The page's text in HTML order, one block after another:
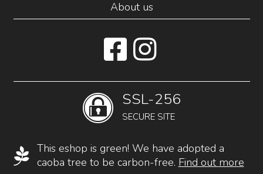
About us
SSL-256
SECURE SITE
This eshop is green! We have adopted a
caoba tree to be carbon-free. Find out more